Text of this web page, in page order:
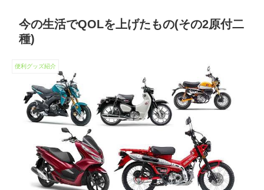
今の生活でQOLを上げたもの(その2原付二
種)
便利グッズ紹介